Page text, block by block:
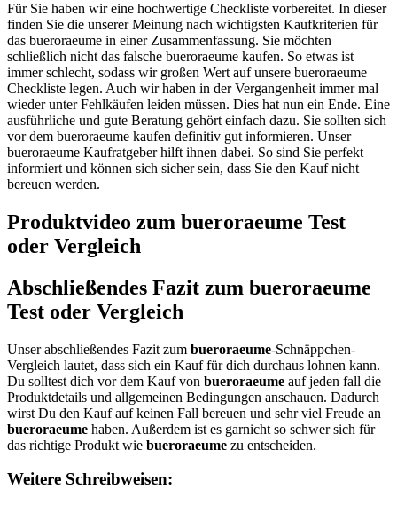
Für Sie haben wir eine hochwertige Checkliste vorbereitet. In dieser
finden Sie die unserer Meinung nach wichtigsten Kaufkriterien für
das bueroraeume in einer Zusammenfassung. Sie möchten
schließlich nicht das falsche bueroraeume kaufen. So etwas ist
immer schlecht, sodass wir großen Wert auf unsere bueroraeume
Checkliste legen. Auch wir haben in der Vergangenheit immer mal
wieder unter Fehlkäufen leiden müssen. Dies hat nun ein Ende. Eine
ausführliche und gute Beratung gehört einfach dazu. Sie sollten sich
vor dem bueroraeume kaufen definitiv gut informieren. Unser
bueroraeume Kaufratgeber hilft ihnen dabei. So sind Sie perfekt
informiert und können sich sicher sein, dass Sie den Kauf nicht
bereuen werden.
Produktvideo zum bueroraeume Test
oder Vergleich
Abschließendes Fazit zum bueroraeume
Test oder Vergleich
Unser abschließendes Fazit zum bueroraeume-Schnäppchen-
Vergleich lautet, dass sich ein Kauf für dich durchaus lohnen kann.
Du solltest dich vor dem Kauf von bueroraeume auf jeden fall die
Produktdetails und allgemeinen Bedingungen anschauen. Dadurch
wirst Du den Kauf auf keinen Fall bereuen und sehr viel Freude an
bueroraeume haben. Außerdem ist es garnicht so schwer sich für
das richtige Produkt wie bueroraeume zu entscheiden.
Weitere Schreibweisen: